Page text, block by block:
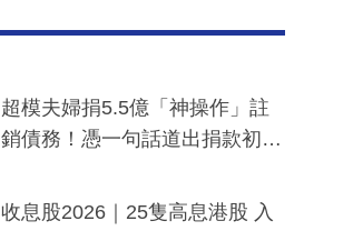
超模夫婦捐5.5億「神操作」註
銷債務！憑一句話道出捐款初
一度被誤當詐騙手段
收息股2026｜25隻高息港股 入